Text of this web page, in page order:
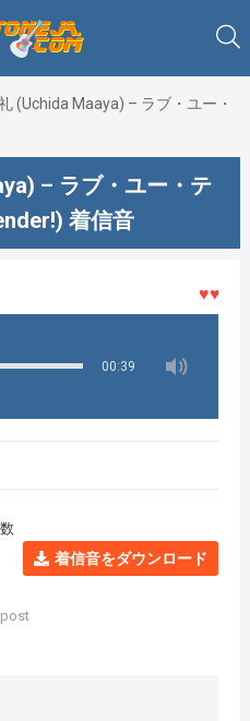
(Uchida Maaya) – ラブ・ユー・
– ラブ・ユー・テ
着信音
♥♥♥着メ
00:39
着信音をダウンロード